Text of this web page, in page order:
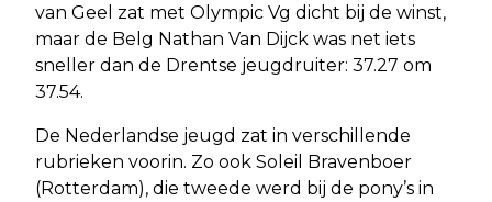
van Geel zat met Olympic Vg dicht bij de winst,
maar de Belg Nathan Van Dijck was net iets
sneller dan de Drentse jeugdruiter: 37.27 om
37.54.
De Nederlandse jeugd zat in verschillende
rubrieken voorin. Zo ook Soleil Bravenboer
(Rotterdam), die tweede werd bij de pony’s in